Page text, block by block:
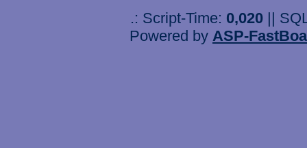
.: Script-Time: 0,020 ||
Powered by ASP-